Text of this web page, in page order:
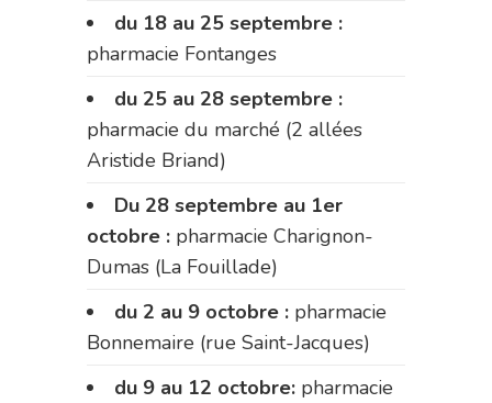
du 18 au 25 septembre :
pharmacie Fontanges
du 25 au 28 septembre :
pharmacie du marché (2 allées
Aristide Briand)
Du 28 septembre au 1er
octobre : pharmacie Charignon-
Dumas (La Fouillade)
du 2 au 9 octobre : pharmacie
Bonnemaire (rue Saint-Jacques)
du 9 au 12 octobre: pharmacie